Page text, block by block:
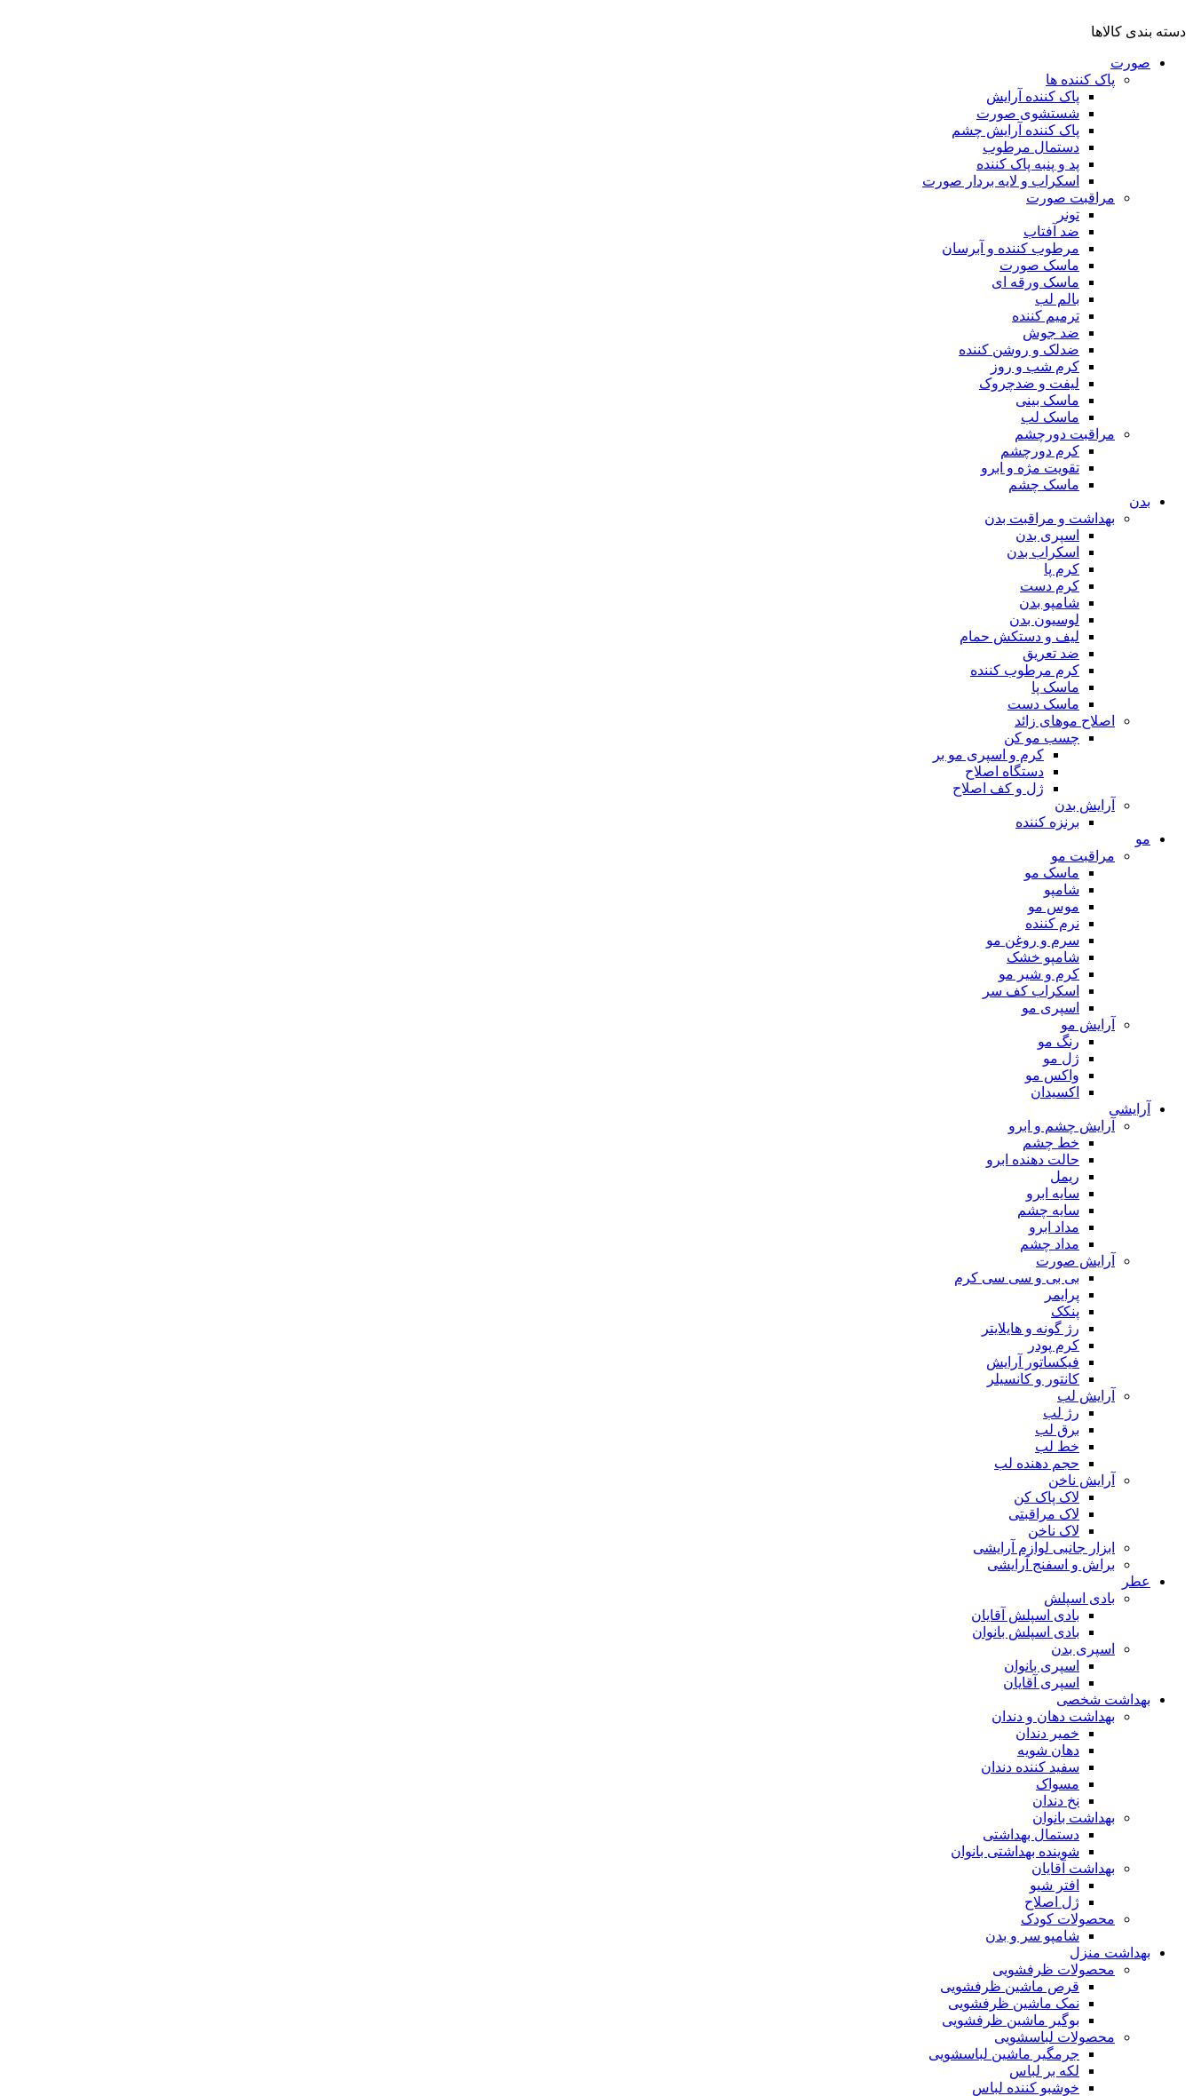
دسته بندی کالاها
صورت
پاک کننده ها
پاک کننده آرایش
شستشوی صورت
پاک کننده آرایش چشم
دستمال مرطوب
پد و پنبه پاک کننده
اسکراب و لایه بردار صورت
مراقبت صورت
تونر
ضد آفتاب
مرطوب کننده و آبرسان
ماسک صورت
ماسک ورقه ای
بالم لب
ترمیم کننده
ضد جوش
ضدلک و روشن کننده
کرم شب و روز
لیفت و ضدچروک
ماسک بینی
ماسک لب
مراقبت دورچشم
کرم دورچشم
تقویت مژه و ابرو
ماسک چشم
بدن
بهداشت و مراقبت بدن
اسپری بدن
اسکراب بدن
کرم پا
کرم دست
شامپو بدن
لوسیون بدن
لیف و دستکش حمام
ضد تعریق
کرم مرطوب کننده
ماسک پا
ماسک دست
اصلاح موهای زائد
چسب مو کن
کرم و اسپری مو بر
دستگاه اصلاح
ژل و کف اصلاح
آرایش بدن
برنزه کننده
مو
مراقبت مو
ماسک مو
شامپو
موس مو
نرم کننده
سرم و روغن مو
شامپو خشک
کرم و شیر مو
اسکراب کف سر
اسپری مو
آرایش مو
رنگ مو
ژل مو
واکس مو
اکسیدان
آرایشی
آرایش چشم و ابرو
خط چشم
حالت دهنده ابرو
ریمل
سایه ابرو
سایه چشم
مداد ابرو
مداد چشم
آرایش صورت
بی بی و سی سی کرم
پرایمر
پنکک
رژ گونه و هایلایتر
کرم پودر
فیکساتور آرایش
کانتور و کانسیلر
آرایش لب
رژ لب
برق لب
خط لب
حجم دهنده لب
آرایش ناخن
لاک پاک کن
لاک مراقبتی
لاک ناخن
ابزار جانبی لوازم آرایشی
براش و اسفنج آرایشی
عطر
بادی اسپلش
بادی اسپلش آقایان
بادی اسپلش بانوان
اسپری بدن
اسپری بانوان
اسپری آقایان
بهداشت شخصی
بهداشت دهان و دندان
خمیر دندان
دهان شویه
سفید کننده دندان
مسواک
نخ دندان
بهداشت بانوان
دستمال بهداشتی
شوینده بهداشتی بانوان
بهداشت آقایان
افتر شیو
ژل اصلاح
محصولات کودک
شامپو سر و بدن
بهداشت منزل
محصولات ظرفشویی
قرص ماشین ظرفشویی
نمک ماشین ظرفشویی
بوگیر ماشین ظرفشویی
محصولات لباسشویی
جرمگیر ماشین لباسشویی
لکه بر لباس
خوشبو کننده لباس